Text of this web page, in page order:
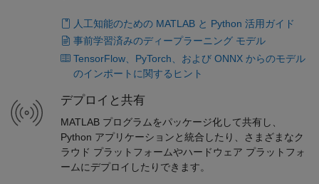
人工知能のための MATLAB と Python 活用ガイド
事前学習済みのディープラーニング モデル
TensorFlow、PyTorch、および ONNX からのモデル
のインポートに関するヒント
デプロイと共有
MATLAB プログラムをパッケージ化して共有し、
Python アプリケーションと統合したり、さまざまなク
ラウド プラットフォームやハードウェア プラットフォ
ームにデプロイしたりできます。